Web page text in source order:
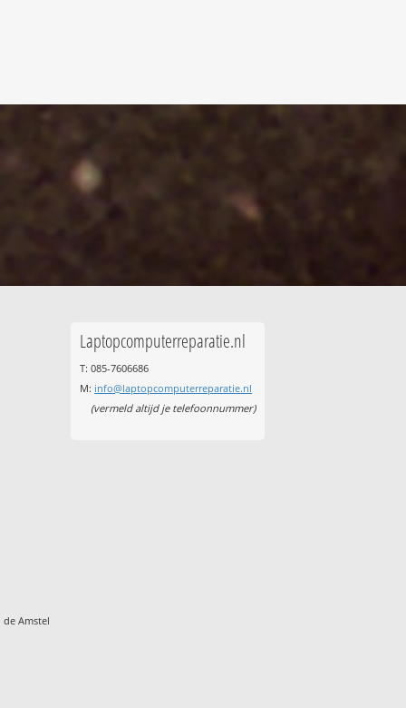
Amstel
Laptopcomputerreparatie.nl
T: 085-7606686
M: info@laptopcomputerreparatie.nl
(vermeld altijd je telefoonnummer)